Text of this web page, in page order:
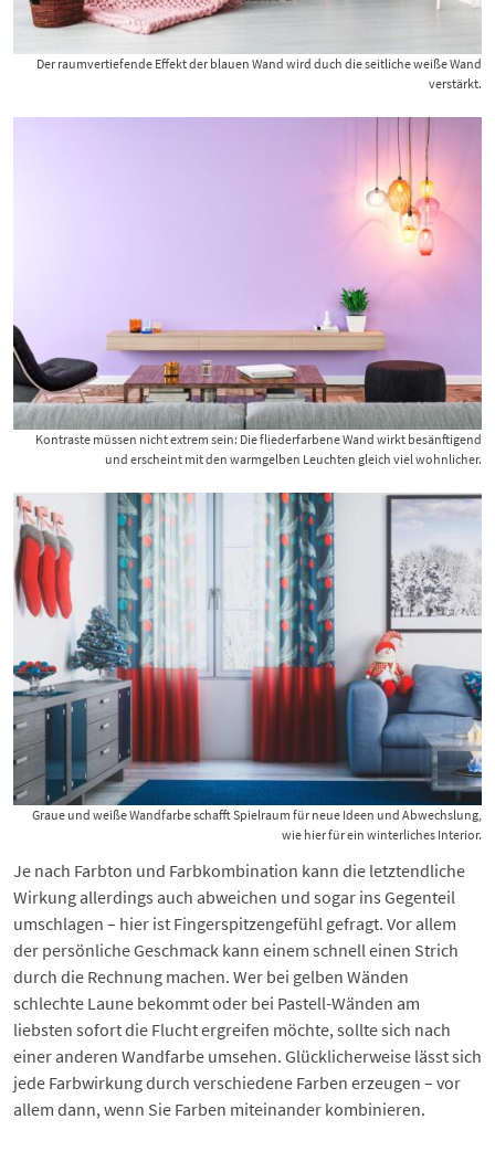
Der raumvertiefende Effekt der blauen Wand wird duch die seitliche weiße Wand
verstärkt.
Kontraste müssen nicht extrem sein: Die fliederfarbene Wand wirkt besänftigend
und erscheint mit den warmgelben Leuchten gleich viel wohnlicher.
Graue und weiße Wandfarbe schafft Spielraum für neue Ideen und Abwechslung,
wie hier für ein winterliches Interior.
Je nach Farbton und Farbkombination kann die letztendliche
Wirkung allerdings auch abweichen und sogar ins Gegenteil
umschlagen – hier ist Fingerspitzengefühl gefragt. Vor allem
der persönliche Geschmack kann einem schnell einen Strich
durch die Rechnung machen. Wer bei gelben Wänden
schlechte Laune bekommt oder bei Pastell-Wänden am
liebsten sofort die Flucht ergreifen möchte, sollte sich nach
einer anderen Wandfarbe umsehen. Glücklicherweise lässt sich
jede Farbwirkung durch verschiedene Farben erzeugen – vor
allem dann, wenn Sie Farben miteinander kombinieren.